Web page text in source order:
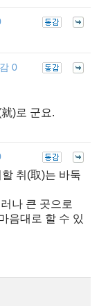
0
)로 군요.
취(取)는 바둑
나 큰 곳으로
음대로 할 수 있